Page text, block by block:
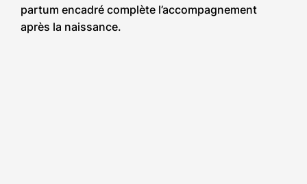
partum encadré complète l’accompagnement
après la naissance.